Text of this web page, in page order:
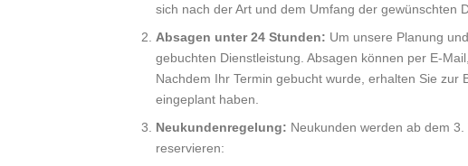
sich nach der Art und dem Umfang der gewünschten
Absagen unter 24 Stunden: Um unsere Planung
gebuchten Dienstleistung. Absagen können per E-
Nachdem Ihr Termin gebucht wurde, erhalten Sie
eingeplant haben.
Neukundenregelung: Neukunden werden ab dem
reservieren: